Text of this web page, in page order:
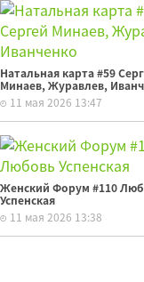
Натальная карта #59
Минаев, Журавлев,
11 мая 2026 13:47
Женский Форум #110
Успенская
11 мая 2026 13:38